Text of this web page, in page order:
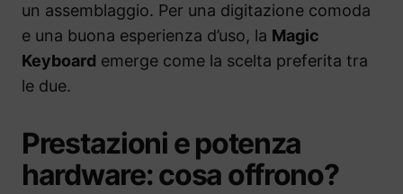
un assemblaggio. Per una digitazione comoda
e una buona esperienza d’uso, la Magic
Keyboard emerge come la scelta preferita tra
le due.
Prestazioni e potenza
hardware: cosa offrono?